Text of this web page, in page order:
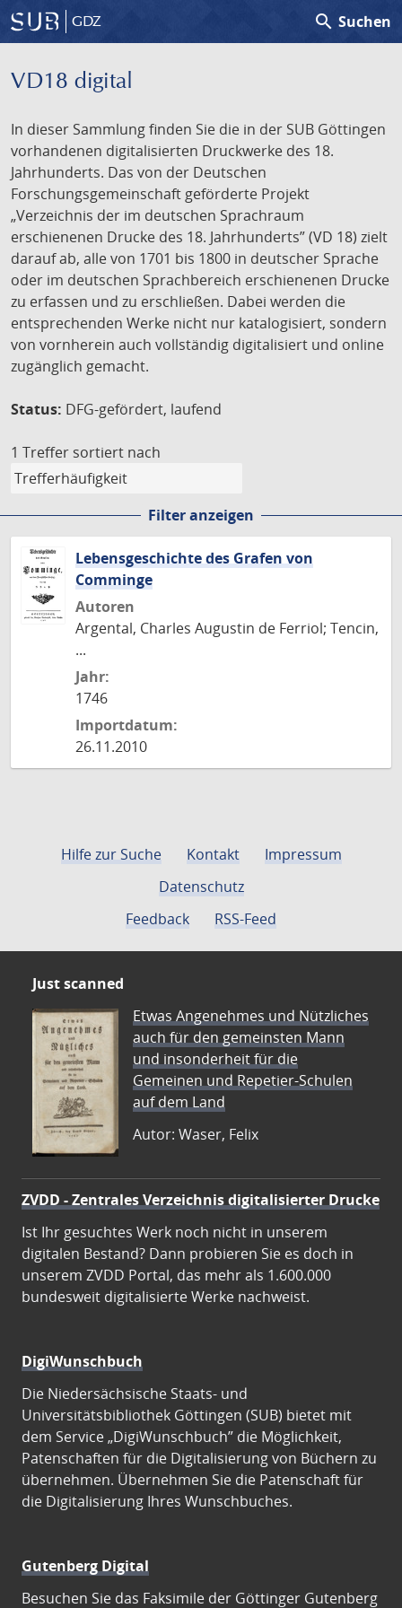
GDZ search Suchen
VD18 digital
In dieser Sammlung finden Sie die in der SUB Göttingen
vorhandenen digitalisierten Druckwerke des 18.
Jahrhunderts. Das von der Deutschen
Forschungsgemeinschaft geförderte Projekt
„Verzeichnis der im deutschen Sprachraum
erschienenen Drucke des 18. Jahrhunderts” (VD 18) zielt
darauf ab, alle von 1701 bis 1800 in deutscher Sprache
oder im deutschen Sprachbereich erschienenen Drucke
zu erfassen und zu erschließen. Dabei werden die
entsprechenden Werke nicht nur katalogisiert, sondern
von vornherein auch vollständig digitalisiert und online
zugänglich gemacht.
Status: DFG-gefördert, laufend
1 Treffer sortiert nach
Filter anzeigen
Lebensgeschichte des Grafen von
Comminge
Autoren
Argental, Charles Augustin de Ferriol; Tencin,
...
Jahr:
1746
Importdatum:
26.11.2010
Hilfe zur Suche Kontakt
Impressum
Datenschutz
Feedback
RSS-Feed
Just scanned
Etwas Angenehmes und Nützliches
auch für den gemeinsten Mann
und insonderheit für die
Gemeinen und Repetier-Schulen
auf dem Land
Autor: Waser, Felix
ZVDD - Zentrales Verzeichnis digitalisierter Drucke
Ist Ihr gesuchtes Werk noch nicht in unserem
digitalen Bestand? Dann probieren Sie es doch in
unserem ZVDD Portal, das mehr als 1.600.000
bundesweit digitalisierte Werke nachweist.
DigiWunschbuch
Die Niedersächsische Staats- und
Universitätsbibliothek Göttingen (SUB) bietet mit
dem Service „DigiWunschbuch” die Möglichkeit,
Patenschaften für die Digitalisierung von Büchern zu
übernehmen. Übernehmen Sie die Patenschaft für
die Digitalisierung Ihres Wunschbuches.
Gutenberg Digital
Besuchen Sie das Faksimile der Göttinger Gutenberg